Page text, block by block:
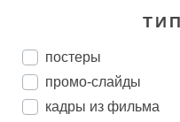
постеры
промо-слайды
кадры из фильма